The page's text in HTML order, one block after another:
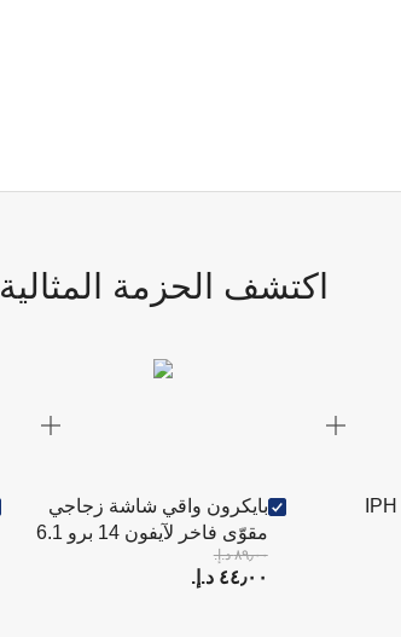
اكتشف الحزمة المثالية
بايكرون واقي شاشة زجاجي
مقوّى فاخر لآيفون 14 برو 6.1
بوصة مع تغطية كاملة وحماية
مضادة للبكتيريا
٤٤٫٠٠ د.إ.‏
٨٩٫٠٠ د.إ.‏